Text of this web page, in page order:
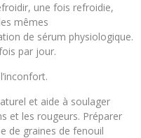
une fois refroidie,
mêmes
de sérum physiologique.
par jour.
et aide à soulager
et les rougeurs. Préparer
de graines de fenouil